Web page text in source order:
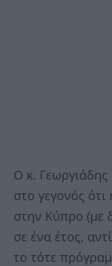
Ο κ.
στο γεγονός
στην Κύπρο (με
σε ένα έτος,
το τότε